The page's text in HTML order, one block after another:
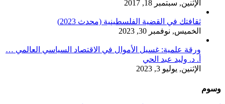
الإثنين, سبتمبر 18, 2017
ثقافتك في القضية الفلسطينية (محدث 2023)
الخميس, نوفمبر 30, 2023
ورقة علمية: غسيل الأموال في الاقتصاد السياسي العالمي …
أ. د. وليد عبد الحي
الإثنين, يوليو 3, 2023
وسوم